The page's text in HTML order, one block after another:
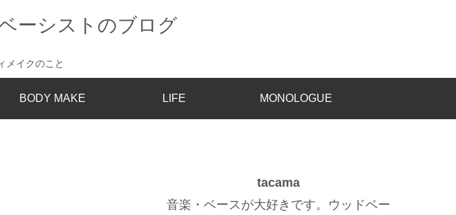
メイクのこと
BODY MAKE LIFE MONOLOGUE
tacama
音楽・ベースが大好きです。ウッドベー